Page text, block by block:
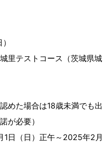
里テストコース（茨城県城
めた場合は18歳未満でも出
が必要）
1日（日）正午～2025年2月